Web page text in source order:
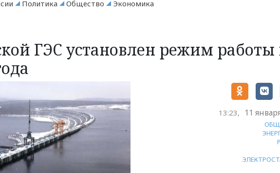
Политика Общество Экономика
ГЭС установлен режим работы
13:23, 11